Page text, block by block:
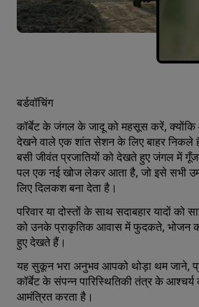
बर्डवॉचिंग
कॉर्बेट के जंगल के जादू को महसूस करें, क्योंकि
देखने वाले एक शांत सेशन के लिए बाहर निकले
बसी जीवंत प्रजातियों को देखते हुए जंगल में
पल एक नई खोज लेकर आता है, जो इसे सभी
लिए दिलकश बना देता है।
परिवार या दोस्तों के साथ सदाबहार यादों को
को उनके प्राकृतिक आवास में फुदकते, भोजन
हुए देखते हैं।
यह सुकून भरा अनुभव आपको थोड़ा थम जाने,
कॉर्बेट के संपन्न पारिस्थितिकी तंत्र के
आमंत्रित करता है।